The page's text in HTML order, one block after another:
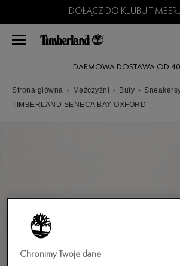
DOŁĄCZ DO KLUBU
DARMOWA DOSTAWA OD
Strona główna › Mężczyźni › Buty ›
TIMBERLAND SENECA BAY OXFORD
Chronimy Twoje dane